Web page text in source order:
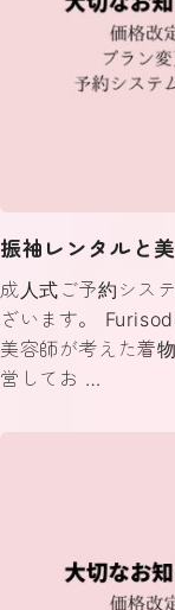
振袖レンタルと
成人式ご予約シス
ざいます。
美容師が考えた着
営してお …